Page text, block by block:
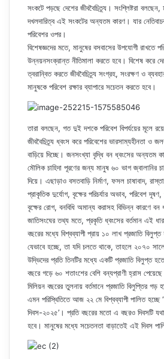
সংকটে পড়ছে দেশের জীববৈচিত্র্য। সংশ্লিষ্টরা
দখলদারিত্ব এই সংকটের অন্যতম কারণ। যার
পরিবেশর ওপর।
বিশেষজ্ঞদের মতে, মানুষের বসবাসের উপযোগী রাখতে
উন্নয়নসংক্রান্ত নীতিমালা করতে হবে। বিশেষ করে
ত্বরান্বিত করতে জীববৈচিত্র্য সংগ্রহ, সংরক্ষণ ও
মানুষকে পরিবেশ রক্ষার ব্যাপারে সচেতন করতে হবে।
তারা বলছেন, গত দুই দশকে পরিবেশ বিপর্যয়ের মূলে
জীববৈচিত্র্য ধ্বংস করে পরিবেশের ভারসাম্যহীনতা ও
বাড়িয়ে দিচ্ছে। জনসংখ্যা বৃদ্ধি বন ধ্বংসের অন্যতম
মৌলিক চাহিদা পূরণের জন্য মানুষ ৬০ ভাগ জ্বালানির
দিয়ে। এছাড়াও বসতবাড়ি নির্মাণ, ফসল চাষাবাদ,
প্রাকৃতিক দুর্যোগ, বৃক্ষের পরিচর্যার অভাব, পরিবেশ
বৃক্ষের রোগ, বনবিধি অমান্য করাসহ বিভিন্ন কারণে বন
জাতিসংঘের তথ্য মতে, প্রকৃতি ধ্বংসের বর্তমান এই
বছরের মধ্যে বিশ্বব্যাপী প্রায় ১০ লাখ প্রজাতি
যেভাবে হচ্ছে, তা যদি চলতে থাকে, তাহলে ২০৭০
উদ্ভিদের প্রতি তিনটির মধ্যে একটি প্রজাতি বিলুপ্ত
বছরে গড়ে ৬০ শতাংশের বেশি বন্যপ্রাণী হ্রাস
মিলিয়ন বছরের তুলনায় বর্তমানে প্রজাতি বিলুপ্তির
এমন পরিস্থিতিতে আজ ২২ মে বিশ্বব্যাপী পালিত হচ্ছে
দিবস-২০২৫’। প্রতি বছরের মতো এ বছরও দিবসটি
হবে। মানুষের মধ্যে সচেতনতা বাড়াতেই এই দিবস